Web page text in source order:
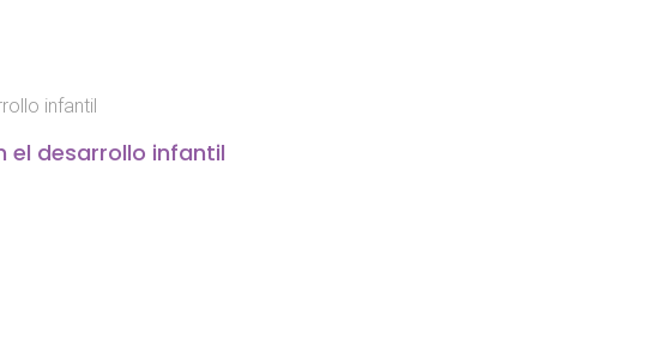
infantil
el desarrollo infantil